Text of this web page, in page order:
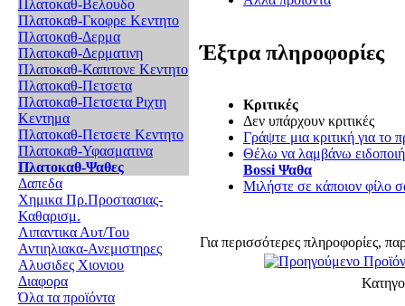
Πλατοκαθ-Βελουδο
Πλατοκαθ-Γκοφρε Κεντητο
Πλατοκαθ-Δερμα
Πλατοκαθ-Δερματινη
Πλατοκαθ-Καπιτονε Κεντητο
Πλατοκαθ-Πετσετα
Πλατοκαθ-Πετσετα Ριχτη
Κεντημα
Πλατοκαθ-Πετσετε Κεντητο
Πλατοκαθ-Υφασματινα
Πλατοκαθ-Ψαθες
Δαπεδα
Χημικα Πρ.Προστασιας-
Καθαρισμ.
Λιπαντικα Αυτ/Του
Αντιηλιακα-Ανεμιστηρες
Αλυσιδες Χιονιου
Διαφορα
Όλα τα προϊόντα
Έξτρα πληροφορίες
Κριτικές
Δεν υπάρχουν κριτικές
Γράψτε μια κριτική για το
Θέλω να λαμβάνω
Bossi Ψαθα
Μιλήστε σε κάποιον φίλο
Για περισσότερες πληροφορίες,